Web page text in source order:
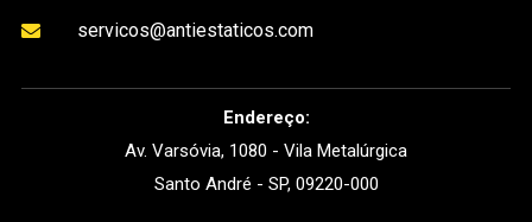
 servicos@antiestaticos.com
Endereço:
Av. Varsóvia, 1080 - Vila Metalúrgica
Santo André - SP, 09220-000